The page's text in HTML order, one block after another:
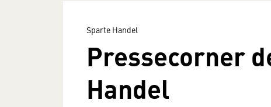
Sparte Handel
Pressecorner
Handel